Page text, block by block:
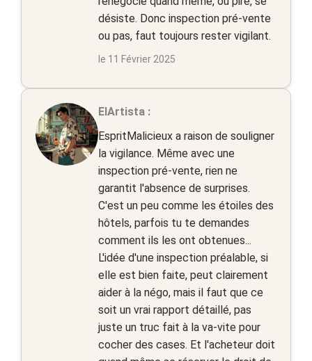
désiste. Donc inspection pré-vente
ou pas, faut toujours rester vigilant.
le 11 Février 2025
ElArtista :
EspritMalicieux a raison de souligner
la vigilance. Même avec une
inspection pré-vente, rien ne
garantit l'absence de surprises.
C'est un peu comme les étoiles des
hôtels, parfois tu te demandes
comment ils les ont obtenues...
L'idée d'une inspection préalable, si
elle est bien faite, peut clairement
aider à la négo, mais il faut que ce
soit un vrai rapport détaillé, pas
juste un truc fait à la va-vite pour
cocher des cases. Et l'acheteur doit